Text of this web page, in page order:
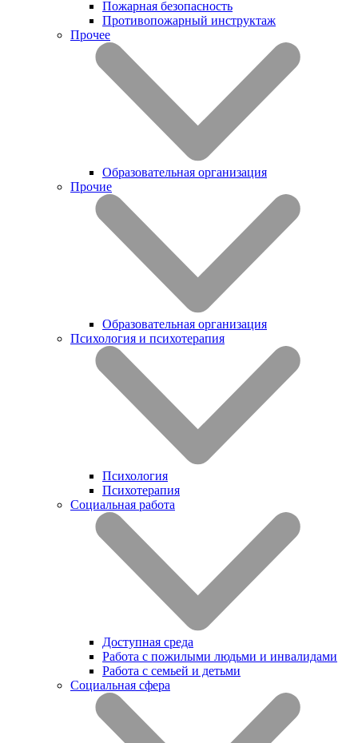
Пожарная безопасность
Противопожарный инструктаж
Прочее
Образовательная организация
Прочие
Образовательная организация
Психология и психотерапия
Психология
Психотерапия
Социальная работа
Доступная среда
Работа с пожилыми людьми и инвалидами
Работа с семьей и детьми
Социальная сфера